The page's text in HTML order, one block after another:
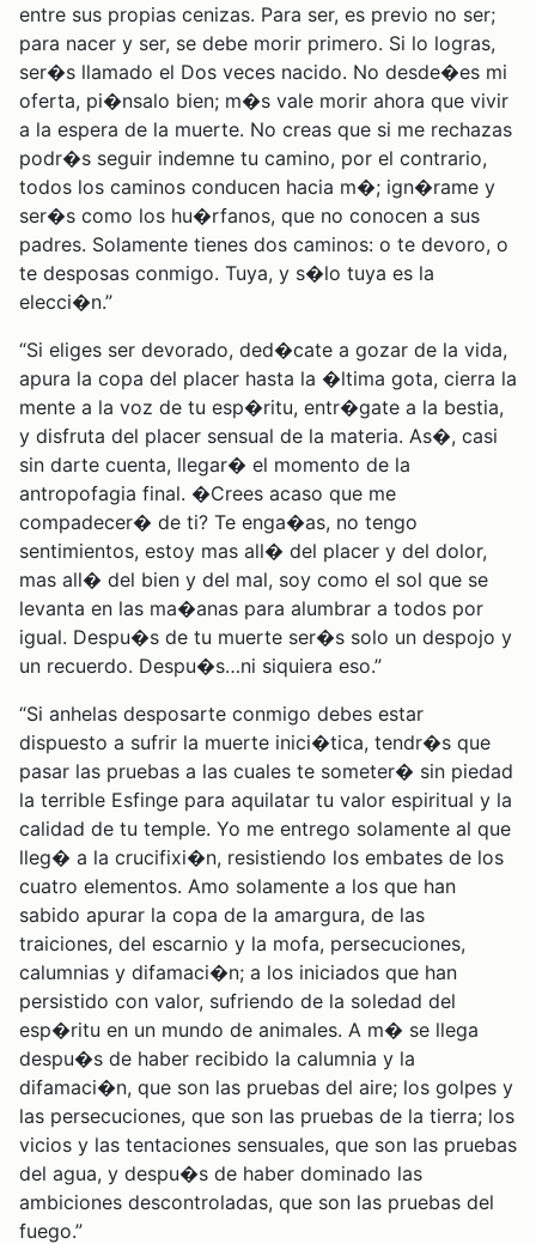
entre sus propias cenizas. Para ser, es previo no ser;
para nacer y ser, se debe morir primero. Si lo logras,
ser�s llamado el Dos veces nacido. No desde�es mi
oferta, pi�nsalo bien; m�s vale morir ahora que vivir
a la espera de la muerte. No creas que si me rechazas
podr�s seguir indemne tu camino, por el contrario,
todos los caminos conducen hacia m�; ign�rame y
ser�s como los hu�rfanos, que no conocen a sus
padres. Solamente tienes dos caminos: o te devoro, o
te desposas conmigo. Tuya, y s�lo tuya es la
elecci�n.”
“Si eliges ser devorado, ded�cate a gozar de la vida,
apura la copa del placer hasta la �ltima gota, cierra la
mente a la voz de tu esp�ritu, entr�gate a la bestia,
y disfruta del placer sensual de la materia. As�, casi
sin darte cuenta, llegar� el momento de la
antropofagia final. �Crees acaso que me
compadecer� de ti? Te enga�as, no tengo
sentimientos, estoy mas all� del placer y del dolor,
mas all� del bien y del mal, soy como el sol que se
levanta en las ma�anas para alumbrar a todos por
igual. Despu�s de tu muerte ser�s solo un despojo y
un recuerdo. Despu�s…ni siquiera eso.”
“Si anhelas desposarte conmigo debes estar
dispuesto a sufrir la muerte inici�tica, tendr�s que
pasar las pruebas a las cuales te someter� sin piedad
la terrible Esfinge para aquilatar tu valor espiritual y la
calidad de tu temple. Yo me entrego solamente al que
lleg� a la crucifixi�n, resistiendo los embates de los
cuatro elementos. Amo solamente a los que han
sabido apurar la copa de la amargura, de las
traiciones, del escarnio y la mofa, persecuciones,
calumnias y difamaci�n; a los iniciados que han
persistido con valor, sufriendo de la soledad del
esp�ritu en un mundo de animales. A m� se llega
despu�s de haber recibido la calumnia y la
difamaci�n, que son las pruebas del aire; los golpes y
las persecuciones, que son las pruebas de la tierra; los
vicios y las tentaciones sensuales, que son las pruebas
del agua, y despu�s de haber dominado las
ambiciones descontroladas, que son las pruebas del
fuego.”